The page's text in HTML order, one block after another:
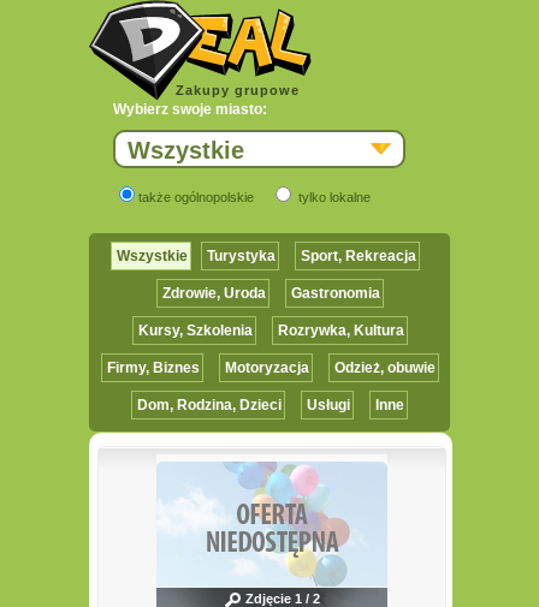
Zakupy grupowe
Wybierz swoje miasto:
Wszystkie
także ogólnopolskie tylko lokalne
Wszystkie Turystyka Sport, Rekreacja
Zdrowie, Uroda Gastronomia
Kursy, Szkolenia Rozrywka, Kultura
Firmy, Biznes Motoryzacja Odzież, obuwie
Dom, Rodzina, Dzieci Usługi Inne
Zdjęcie 1 / 2